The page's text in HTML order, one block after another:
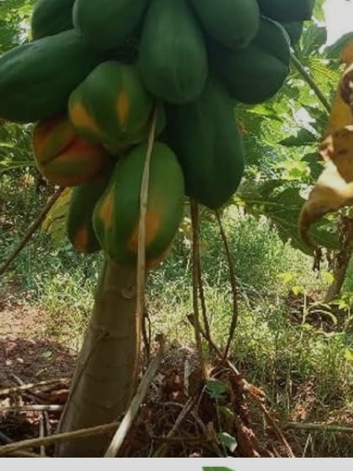
Image credits: social media